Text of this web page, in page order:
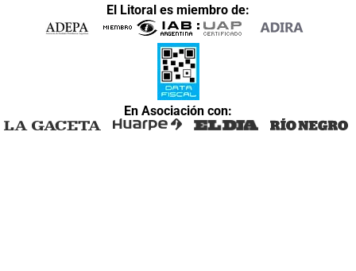
El Litoral es miembro de:
En Asociación con: